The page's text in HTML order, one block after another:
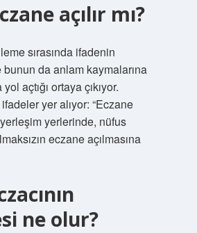
açılır mı?
sırasında ifadenin
bunun da anlam kaymalarına
açtığı ortaya çıkıyor.
yer alıyor: “Eczane
yerlerinde, nüfus
eczane açılmasına
ne olur?